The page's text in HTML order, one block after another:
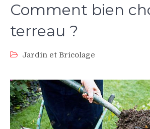
Comment bien
terreau ?
Jardin et Bricolage